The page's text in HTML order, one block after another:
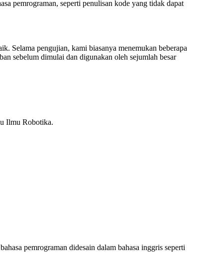
pemrograman, seperti penulisan kode yang tidak dapat
Selama pengujian, kami biasanya menemukan beberapa
sebelum dimulai dan digunakan oleh sejumlah besar
Ilmu Robotika.
pemrograman didesain dalam bahasa inggris seperti